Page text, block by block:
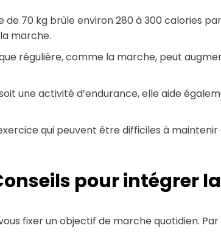
de 70 kg brûle environ 280 à 300 calories
marche.
régulière, comme la marche, peut
une activité d’endurance, elle aide
qui peuvent être difficiles à
pour intégrer
fixer un objectif de marche quotidien.